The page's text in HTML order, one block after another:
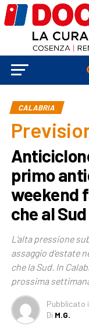
CALABRIA
primo
weekend
che al Sud
L’alta pressione
assaggio d’estate
che la Sud. In
prossima
Pubblicato
Di M.G.